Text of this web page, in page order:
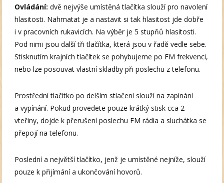
Ovládání: dvě nejvýše umístěná tlačítka slouží pro navolení
hlasitosti. Nahmatat je a nastavit si tak hlasitost jde dobře
i v pracovních rukavicích. Na výběr je 5 stupňů hlasitosti.
Pod nimi jsou další tři tlačítka, která jsou v řadě vedle sebe.
Stisknutím krajních tlačítek se pohybujeme po FM frekvenci,
nebo lze posouvat vlastní skladby při poslechu z telefonu.
Prostřední tlačítko po delším stlačení slouží na zapínání
a vypínání. Pokud provedete pouze krátký stisk cca 2
vteřiny, dojde k přerušení poslechu FM rádia a sluchátka se
přepojí na telefonu.
Poslední a největší tlačítko, jenž je umístěné nejníže, slouží
pouze k přijímání a ukončování hovorů.